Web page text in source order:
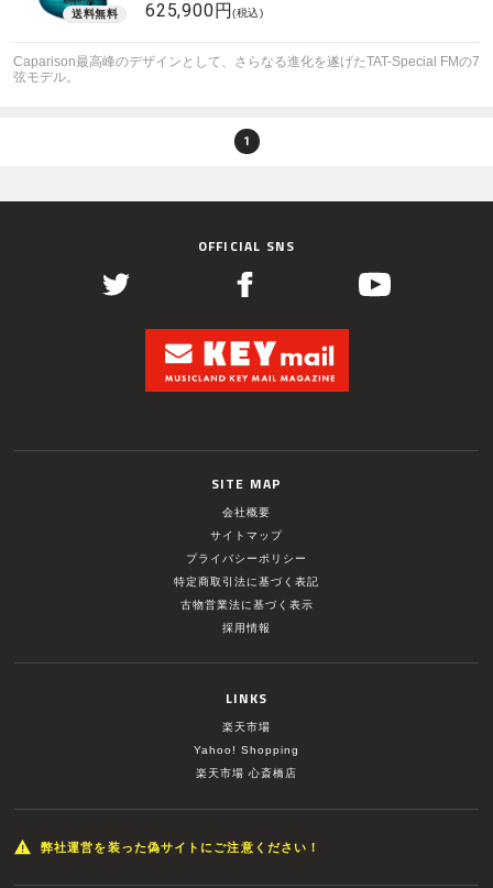
625,900円(税込)
Caparison最高峰のデザインとして、さらなる進化を遂げたTAT-Special FMの7
弦モデル。
1
OFFICIAL SNS
SITE MAP
会社概要
サイトマップ
プライバシーポリシー
特定商取引法に基づく表記
古物営業法に基づく表示
採用情報
LINKS
楽天市場
Yahoo! Shopping
楽天市場 心斎橋店
弊社運営を装った偽サイトにご注意ください！